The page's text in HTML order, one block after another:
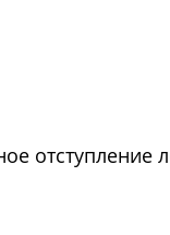
отступление